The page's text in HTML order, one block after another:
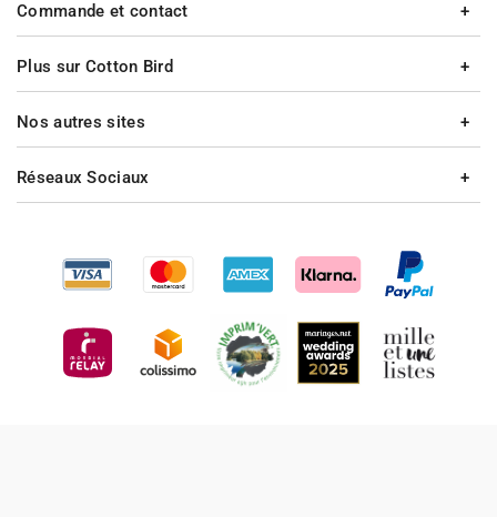
Commande et contact
Plus sur Cotton Bird
Nos autres sites
Réseaux Sociaux